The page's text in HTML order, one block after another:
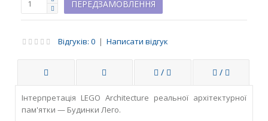
Відгуків: 0 | Написати відгук
/ /
Інтерпретація LEGO Architecture реальної архітектурної
пам'ятки — Будинки Лего.